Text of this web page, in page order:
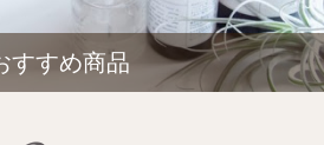
すすめ商品